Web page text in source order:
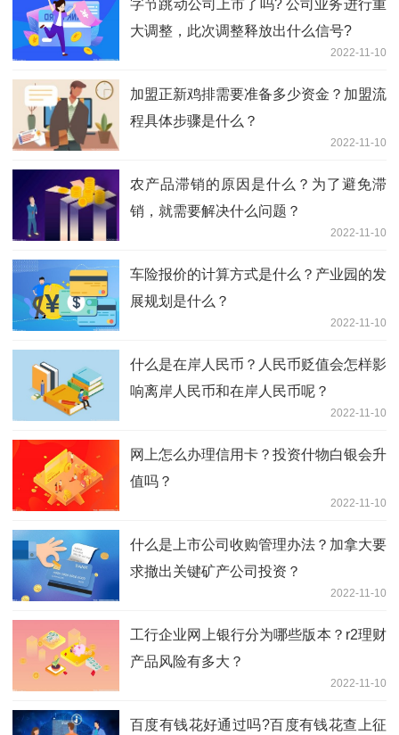
字节跳动公司上市了吗? 公司业务进行重
大调整，此次调整释放出什么信号?
2022-11-10
加盟正新鸡排需要准备多少资金？加盟流
程具体步骤是什么？
2022-11-10
农产品滞销的原因是什么？为了避免滞
销，就需要解决什么问题？
2022-11-10
车险报价的计算方式是什么？产业园的发
展规划是什么？
2022-11-10
什么是在岸人民币？人民币贬值会怎样影
响离岸人民币和在岸人民币呢？
2022-11-10
网上怎么办理信用卡？投资什物白银会升
值吗？
2022-11-10
什么是上市公司收购管理办法？加拿大要
求撤出关键矿产公司投资？
2022-11-10
工行企业网上银行分为哪些版本？r2理财
产品风险有多大？
2022-11-10
百度有钱花好通过吗?百度有钱花查上征